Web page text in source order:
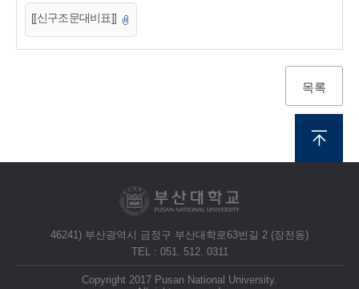
[[신구조문대비표]]
목록
46241) 부산광역시 금정구 부산대학로63번길 2 (장전동)
TEL : 051. 512. 0311
Copyright 2017 Pusan National University.